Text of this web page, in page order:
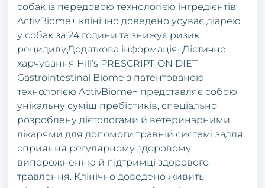
собак із передовою технологією інгредієнтів
ActivBiome+ клінічно доведено усуває діарею
у собак за 24 години та знижує ризик
рецидиву.Додаткова інформація• Дієтичне
харчування Hill’s PRESCRIPTION DIET
Gastrointestinal Biome з патентованою
технологією ActivBiome+ представляє собою
унікальну суміш пребіотиків, спеціально
розроблену дієтологами й ветеринарними
лікарями для допомоги травній системі задля
сприяння регулярному здоровому
випорожненню й підтримці здорового
травлення. Клінічно доведено живить